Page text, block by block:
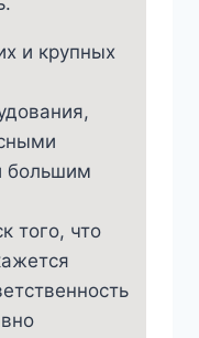
и крупных
большим
того, что